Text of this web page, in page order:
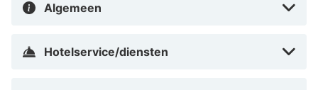
Algemeen
Hotelservice/diensten